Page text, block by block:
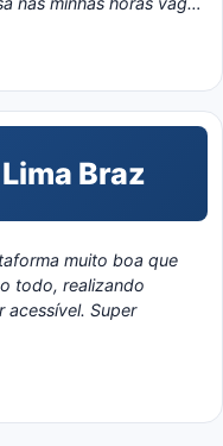
por temas e matérias,
conhecimento certo!
muito boa que
todo, realizando
acessível. Super